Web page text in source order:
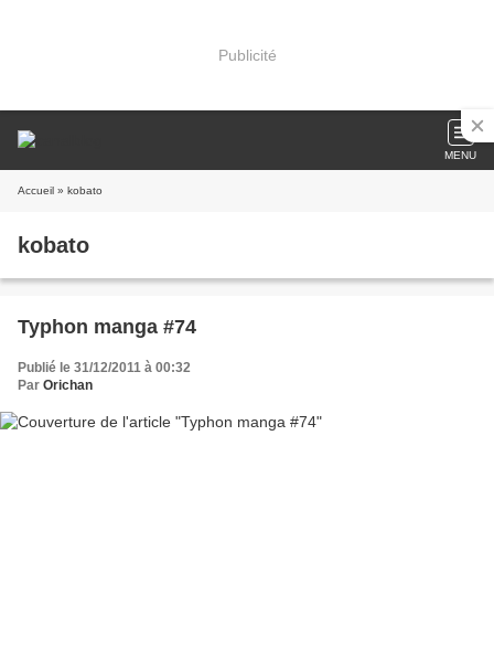
Publicité
MENU
Accueil » kobato
kobato
Typhon manga #74
Publié le 31/12/2011 à 00:32
Par Orichan